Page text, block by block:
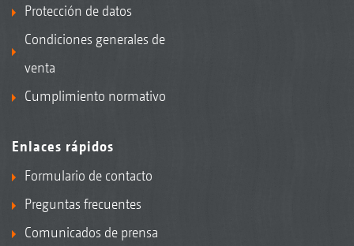
Protección de datos
Condiciones generales de
venta
Cumplimiento normativo
Enlaces rápidos
Formulario de contacto
Preguntas frecuentes
Comunicados de prensa